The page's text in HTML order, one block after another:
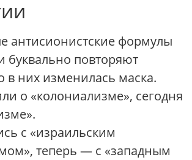
антисионистские формулы
буквально повторяют
в них изменилась маска.
о «колониализме», сегодня
с «израильским
теперь — с «западным